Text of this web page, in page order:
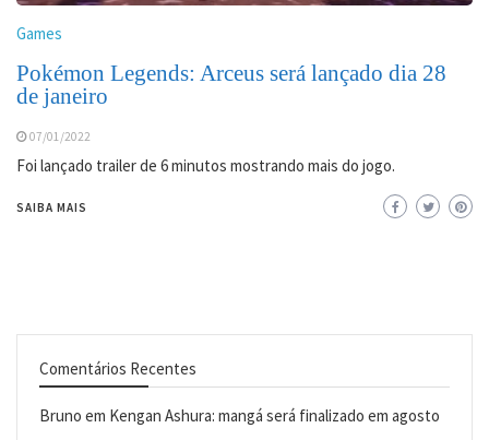
Games
Pokémon Legends: Arceus será lançado dia 28
de janeiro
07/01/2022
Foi lançado trailer de 6 minutos mostrando mais do jogo.
SAIBA MAIS
Comentários Recentes
Bruno em Kengan Ashura: mangá será finalizado em agosto